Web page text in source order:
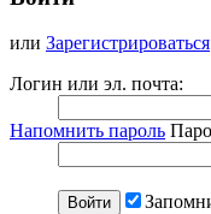
или Зарегистрироваться
Логин или эл. почта:
Напомнить пароль